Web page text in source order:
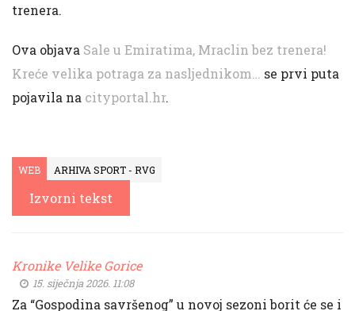
trenera.
Ova objava Sale u Emiratima, Mraclin bez trenera!
Kreće velika potraga za nasljednikom…
se prvi puta
pojavila na cityportal.hr.
WEB ARHIVA SPORT - RVG
Izvorni tekst
Kronike Velike Gorice
15. siječnja 2026. 11:08
Za “Gospodina savršenog” u novoj sezoni borit će se i